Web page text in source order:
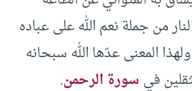
من جملة نعم الله على عباده
المعنى عدّها الله سبحانه
فيسورة الرحمن.